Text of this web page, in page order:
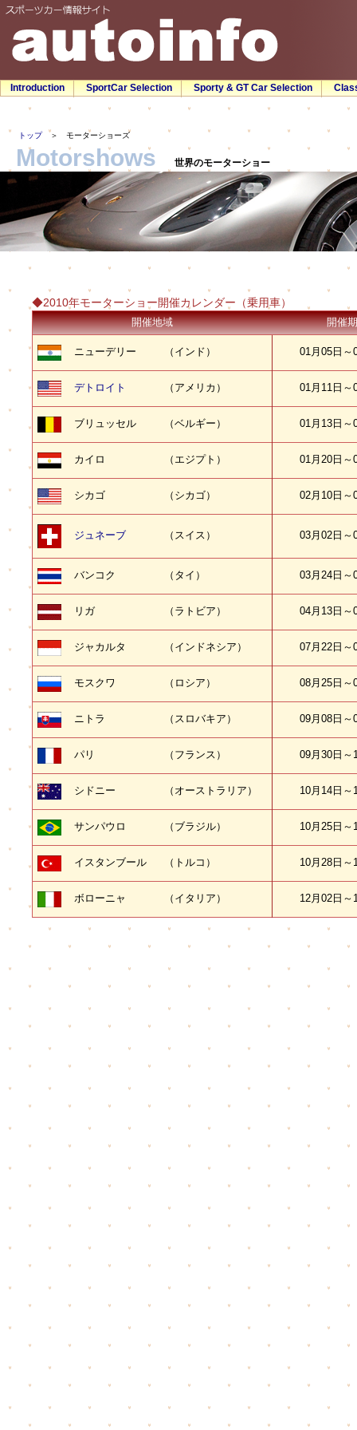
Introduction SportCar Selection Sporty & GT Car Selection
トップ＞ モーターショーズ
Motorshows 世界のモーターショー
◆2010年モーターショー開催カレンダー（乗用車）
開催地域 開催
ニューデリー （インド） 01月05日～
デトロイト （アメリカ） 01月11日～
ブリュッセル （ベルギー） 01月13日～
カイロ （エジプト） 01月20日～
シカゴ （シカゴ） 02月10日～
ジュネーブ （スイス） 03月02日～
バンコク （タイ） 03月24日～
リガ （ラトビア） 04月13日～
ジャカルタ （インドネシア） 07月22日～
モスクワ （ロシア） 08月25日～
ニトラ （スロバキア） 09月08日～
パリ （フランス） 09月30日～
シドニー （オーストラリア） 10月14日～
サンパウロ （ブラジル） 10月25日～
イスタンブール （トルコ） 10月28日～
ボローニャ （イタリア） 12月02日～